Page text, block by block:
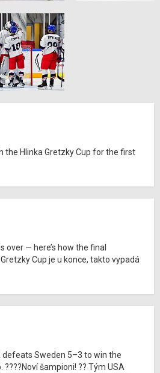
the Hlinka Gretzky Cup for the first
over — here’s how the final
Cup je u konce, takto vypadá
defeats Sweden 5–3 to win the
????Noví šampioni! ?? Tým USA